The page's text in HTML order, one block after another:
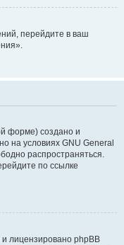
перейдите в ваш
форме) создано и
на условиях GNU General
распространяться.
по ссылке
лицензировано phpBB